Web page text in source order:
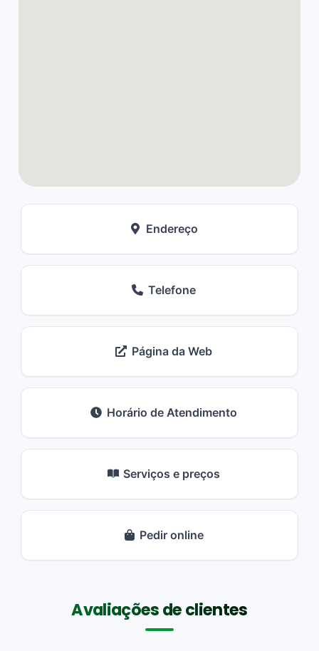
Endereço
Telefone
Página da Web
Horário de Atendimento
Serviços e preços
Pedir online
Avaliações de clientes